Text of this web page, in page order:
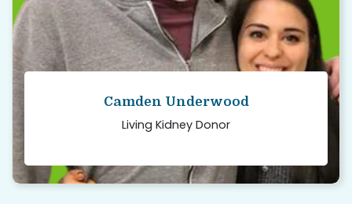
Camden Underwood
Living Kidney Donor